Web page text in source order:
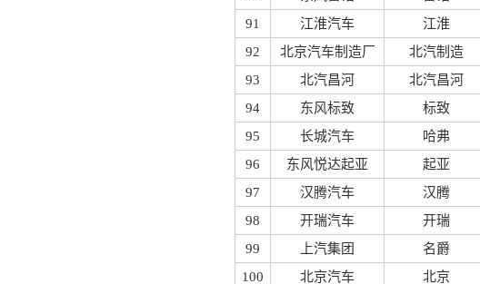
91
江淮汽车 江淮
92
北京汽车制造厂 北汽制造
93
北汽昌河 北汽昌河
94
东风标致 标致
95
长城汽车 哈弗
96
东风悦达起亚 起亚
97
汉腾汽车 汉腾
98
开瑞汽车 开瑞
99
上汽集团 名爵
100
北京汽车 北京